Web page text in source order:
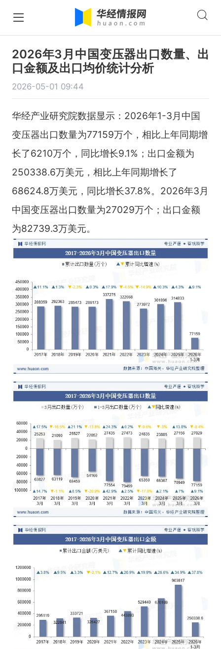
2026年3月中国变压器出口数量、出
口金额及出口均价统计分析
2026-05-01 09:44
华经产业研究院数据显示：2026年1-3月中国
变压器出口数量为77159万个，相比上年同期增
长了6210万个，同比增长9.1%；出口金额为
250338.6万美元，相比上年同期增长了
68624.8万美元，同比增长37.8%。2026年3月
中国变压器出口数量为27029万个；出口金额
为82739.3万美元。